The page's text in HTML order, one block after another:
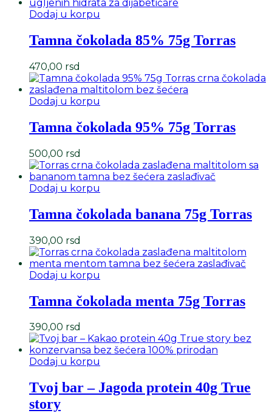
Dodaj u korpu
Tamna čokolada 85% 75g Torras
470,00 rsd
Dodaj u korpu
Tamna čokolada 95% 75g Torras
500,00 rsd
Dodaj u korpu
Tamna čokolada banana 75g Torras
390,00 rsd
Dodaj u korpu
Tamna čokolada menta 75g Torras
390,00 rsd
Dodaj u korpu
Tvoj bar – Jagoda protein 40g True
story